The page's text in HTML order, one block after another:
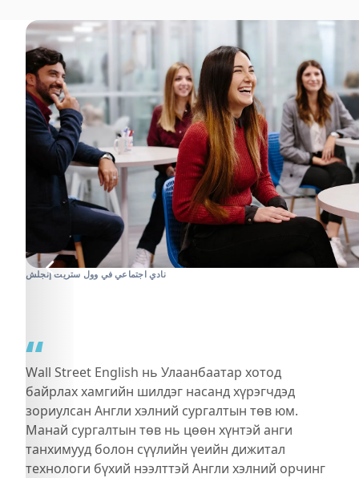
“
Wall Street English нь Улаанбаатар хотод
байрлах хамгийн шилдэг насанд хүрэгчдэд
зориулсан Англи хэлний сургалтын төв юм.
Манай сургалтын төв нь цөөн хүнтэй анги
танхимууд болон сүүлийн үеийн дижитал
технологи бүхий нээлттэй Англи хэлний орчинг
نادي اجتماعي في وول ستريت إنجلش